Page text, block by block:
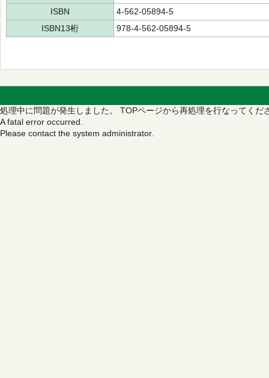
ISBN
4-562-05894-5
ISBN13桁
978-4-562-05894-5
処理中に問題が発生しました。 TOPページから再処理を行なってくだ
A fatal error occurred.
Please contact the system administrator.